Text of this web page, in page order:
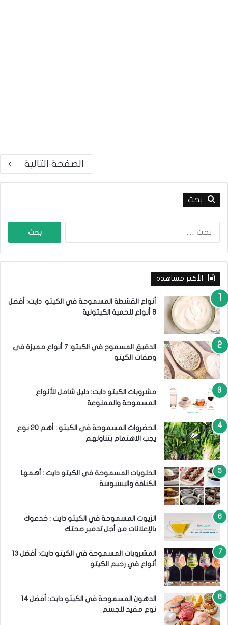
الصفحة التالية
بحث
ح
:
الأكثر مشاهدة
أنواع القشطة المسموحة في الكيتو دايت: أفضل
8 أنواع للحمية الكيتونية
الدقيق المسموح في الكيتو: 7 أنواع مميزة في
وصفات الكيتو
مشروبات الكيتو دايت: دليل شامل للأنواع
المسموحة والممنوعة
الخضروات المسموحة في الكيتو : أهم 20 نوع
يجب الاهتمام بتناولهم
الحلويات المسموحة في الكيتو دايت : أهمها
الكنافة والبسبوسة
الزيوت المسموحة في الكيتو دايت : خدعوك
بالإعلانات من أجل تدمير صحتك
المشروبات المسموحة في الكيتو دايت: أفضل 13
أنواع في رجيم الكيتو
الدهون المسموحة في الكيتو دايت: أفضل 14
نوع مفيد للجسم